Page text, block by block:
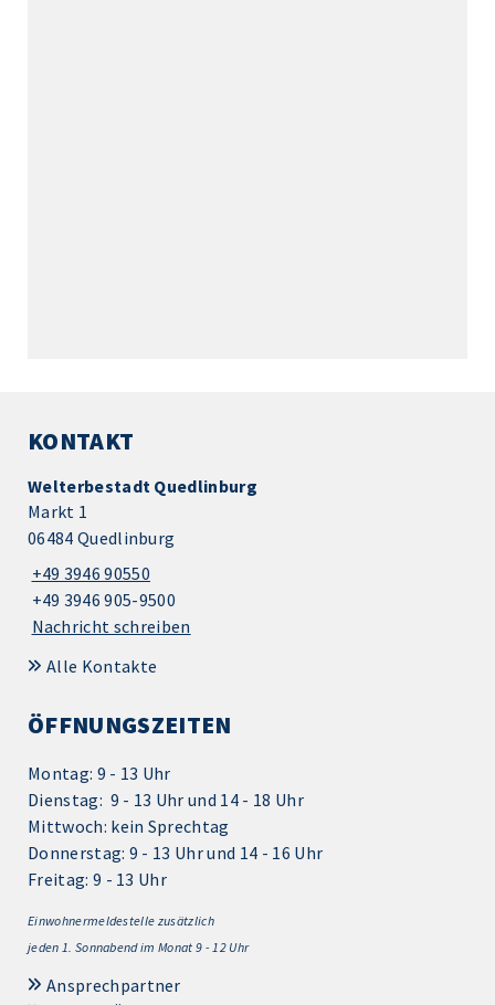
KONTAKT
Welterbestadt Quedlinburg
Markt 1
06484 Quedlinburg
+49 3946 90550
+49 3946 905-9500
Nachricht schreiben
Alle Kontakte
ÖFFNUNGSZEITEN
Montag: 9 - 13 Uhr
Dienstag: 9 - 13 Uhr und 14 - 18 Uhr
Mittwoch: kein Sprechtag
Donnerstag: 9 - 13 Uhr und 14 - 16 Uhr
Freitag: 9 - 13 Uhr
Einwohnermeldestelle zusätzlich
jeden 1. Sonnabend im Monat 9 - 12 Uhr
Ansprechpartner